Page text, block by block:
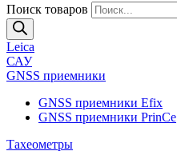
Поиск товаров
Leica
САУ
GNSS приемники
GNSS приемники Efix
GNSS приемники PrinCe
Тахеометры